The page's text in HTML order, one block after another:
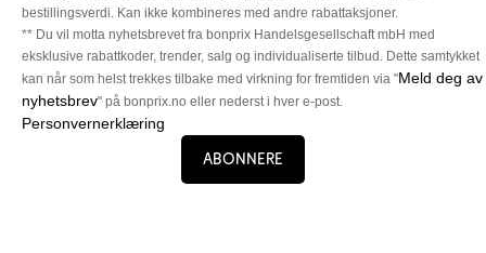
bestillingsverdi. Kan ikke kombineres med andre rabattaksjoner.
** Du vil motta nyhetsbrevet fra bonprix Handelsgesellschaft mbH med
eksklusive rabattkoder, trender, salg og individualiserte tilbud. Dette samtykket
kan når som helst trekkes tilbake med virkning for fremtiden via "Meld deg av
nyhetsbrev" på bonprix.no eller nederst i hver e-post.
Personvernerklæring
Abonnere